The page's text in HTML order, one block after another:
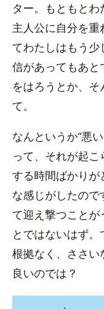
ター。もともと
主人公に自分を
てわたしはもう少
信があってもあ
をはろうとか、
て。
なんというか“悪
って、それが起
する時間ばかりが
な感じがしたので
て迎え撃つことが
とではないはず。
根拠なく、ささい
良いのでは？